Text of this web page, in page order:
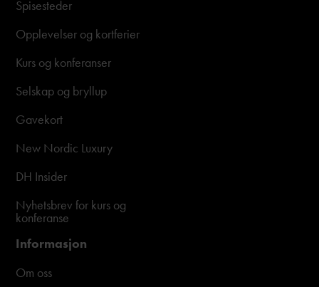
Spisesteder
Opplevelser og kortferier
Kurs og konferanser
Selskap og bryllup
Gavekort
New Nordic Luxury
DH Insider
Nyhetsbrev for kurs og
konferanse
Informasjon
Om oss